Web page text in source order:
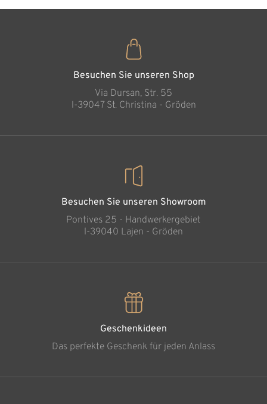
Besuchen Sie unseren Shop
Via Dursan, Str. 55
l-39047 St. Christina - Gröden
Besuchen Sie unseren Showroom
Pontives 25 - Handwerkergebiet
l-39040 Lajen - Gröden
Geschenkideen
Das perfekte Geschenk für jeden Anlass